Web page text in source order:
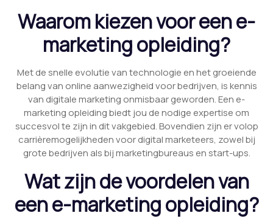
Waarom kiezen voor een e-
marketing opleiding?
Met de snelle evolutie van technologie en het groeiende
belang van online aanwezigheid voor bedrijven, is kennis
van digitale marketing onmisbaar geworden. Een e-
marketing opleiding biedt jou de nodige expertise om
succesvol te zijn in dit vakgebied. Bovendien zijn er volop
carrièremogelijkheden voor digital marketeers, zowel bij
grote bedrijven als bij marketingbureaus en start-ups.
Wat zijn de voordelen van
een e-marketing opleiding?